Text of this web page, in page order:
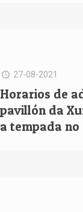
27-08-2021
Horarios de
pavillón da
a tempada